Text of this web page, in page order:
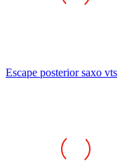
Escape posterior saxo vts